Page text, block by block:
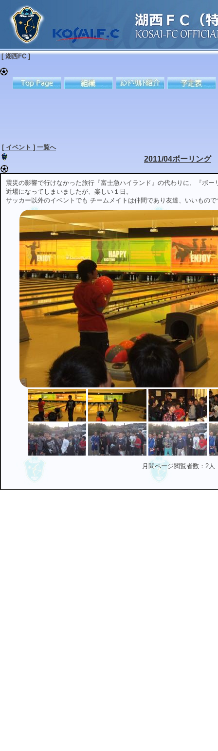
[ 湖西FC ]
[ イベント ] 一覧へ
2011/04ボーリング
震災の影響で行けなかった旅行『富士急ハイランド』の代わりに、『ボ
近場になってしまいましたが、楽しい１日。
サッカー以外のイベントでも チームメイトは仲間であり友達、いいもので
月間ページ閲覧者数：2人